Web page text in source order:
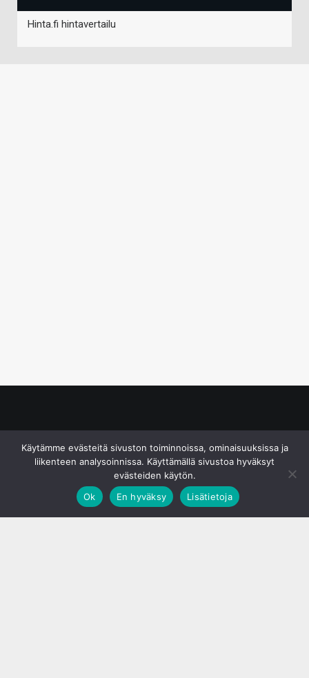
Hinta.fi hintavertailu
Käytämme evästeitä sivuston toiminnoissa, ominaisuuksissa ja
liikenteen analysoinnissa. Käyttämällä sivustoa hyväksyt
evästeiden käytön.
Ok
En hyväksy Lisätietoja